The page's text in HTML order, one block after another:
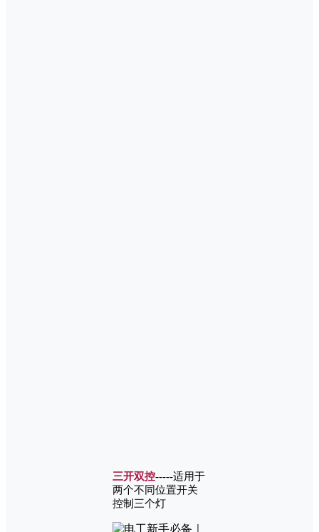
三开双控-----适用于
两个不同位置开关
控制三个灯